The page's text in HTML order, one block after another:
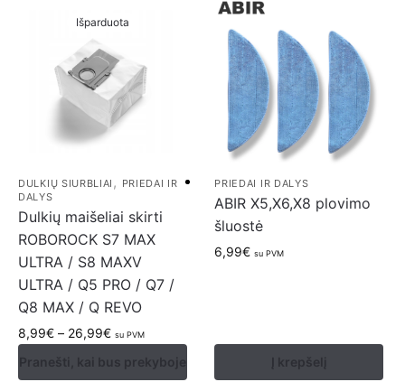
Išparduota
DULKIŲ SIURBLIAI , PRIEDAI IR
DALYS
Dulkių maišeliai skirti
ROBOROCK S7 MAX
ULTRA / S8 MAXV
ULTRA / Q5 PRO / Q7 /
Q8 MAX / Q REVO
8,99€ – 26,99€ su PVM
Pranešti, kai bus prekyboje
PRIEDAI IR DALYS
ABIR X5,X6,X8 plovimo
šluostė
6,99€ su PVM
Į krepšelį